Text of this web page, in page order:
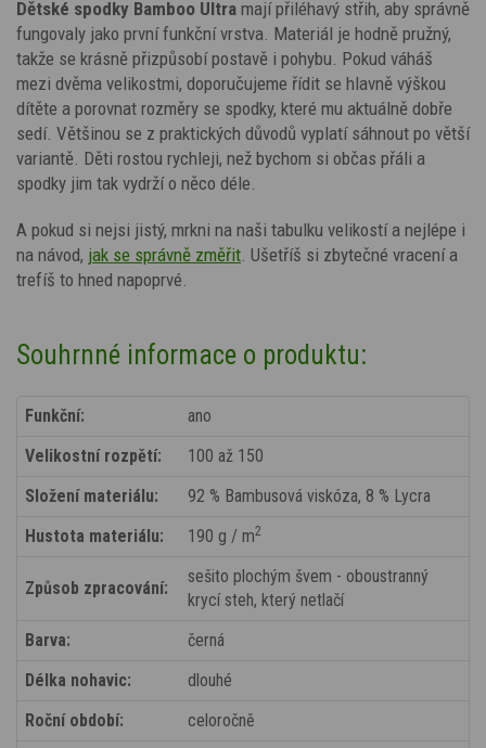
Dětské spodky Bamboo Ultra mají přiléhavý střih, aby správně
fungovaly jako první funkční vrstva. Materiál je hodně pružný,
takže se krásně přizpůsobí postavě i pohybu. Pokud váháš
mezi dvěma velikostmi, doporučujeme řídit se hlavně výškou
dítěte a porovnat rozměry se spodky, které mu aktuálně dobře
sedí. Většinou se z praktických důvodů vyplatí sáhnout po větší
variantě. Děti rostou rychleji, než bychom si občas přáli a
spodky jim tak vydrží o něco déle.
A pokud si nejsi jistý, mrkni na naši tabulku velikostí a nejlépe i
na návod, jak se správně změřit . Ušetříš si zbytečné vracení a
trefíš to hned napoprvé.
Souhrnné informace o produktu:
Funkční:
ano
Velikostní rozpětí:
100 až 150
Složení materiálu:
92 % Bambusová viskóza, 8 % Lycra
Hustota materiálu:
190 g / m2
Způsob zpracování:
sešito plochým švem - oboustranný
krycí steh, který netlačí
Barva:
černá
Délka nohavic:
dlouhé
Roční období:
celoročně